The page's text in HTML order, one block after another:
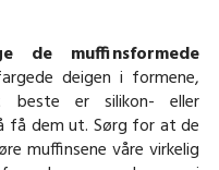
de muffinsformede
deigen i formene,
er silikon- eller
få dem ut. Sørg for at de
muffinsene våre virkelig